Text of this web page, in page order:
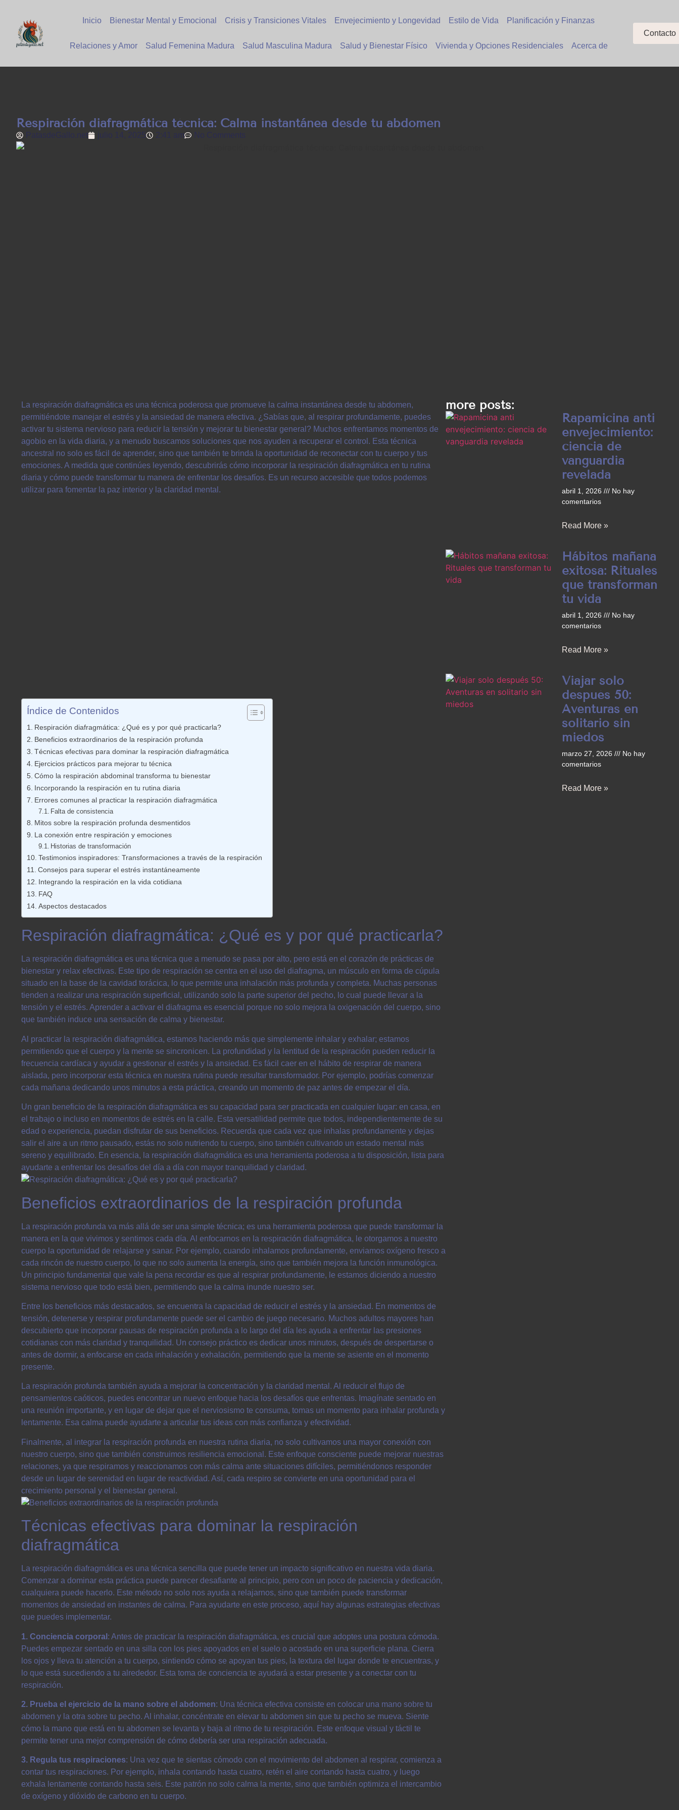
Inicio Bienestar Mental y Emocional Crisis y Transiciones Vitales Envejecimiento y Longevidad Estilo de Vida Planificación y Finanzas
Relaciones y Amor Salud Femenina Madura Salud Masculina Madura Salud y Bienestar Físico Vivienda y Opciones Residenciales Acerca de
Contacto
Respiración diafragmática técnica: Calma instantánea desde tu abdomen
PatasdeGallo .net julio 14, 2025 2:41 am No Comments
La respiración diafragmática es una técnica poderosa que promueve la calma instantánea desde tu abdomen,
permitiéndote manejar el estrés y la ansiedad de manera efectiva. ¿Sabías que, al respirar profundamente, puedes
activar tu sistema nervioso para reducir la tensión y mejorar tu bienestar general? Muchos enfrentamos momentos de
agobio en la vida diaria, y a menudo buscamos soluciones que nos ayuden a recuperar el control. Esta técnica
ancestral no solo es fácil de aprender, sino que también te brinda la oportunidad de reconectar con tu cuerpo y tus
emociones. A medida que continúes leyendo, descubrirás cómo incorporar la respiración diafragmática en tu rutina
diaria y cómo puede transformar tu manera de enfrentar los desafíos. Es un recurso accesible que todos podemos
utilizar para fomentar la paz interior y la claridad mental.
Índice de Contenidos
Respiración diafragmática: ¿Qué es y por qué practicarla?
Beneficios extraordinarios de la respiración profunda
Técnicas efectivas para dominar la respiración diafragmática
Ejercicios prácticos para mejorar tu técnica
Cómo la respiración abdominal transforma tu bienestar
Incorporando la respiración en tu rutina diaria
Errores comunes al practicar la respiración diafragmática
Falta de consistencia
Mitos sobre la respiración profunda desmentidos
La conexión entre respiración y emociones
Historias de transformación
Testimonios inspiradores: Transformaciones a través de la respiración
Consejos para superar el estrés instantáneamente
Integrando la respiración en la vida cotidiana
FAQ
Aspectos destacados
Respiración diafragmática: ¿Qué es y por qué practicarla?
La respiración diafragmática es una técnica que a menudo se pasa por alto, pero está en el corazón de prácticas de
bienestar y relax efectivas. Este tipo de respiración se centra en el uso del diafragma, un músculo en forma de cúpula
situado en la base de la cavidad torácica, lo que permite una inhalación más profunda y completa. Muchas personas
tienden a realizar una respiración superficial, utilizando solo la parte superior del pecho, lo cual puede llevar a la
tensión y el estrés. Aprender a activar el diafragma es esencial porque no solo mejora la oxigenación del cuerpo, sino
que también induce una sensación de calma y bienestar.
Al practicar la respiración diafragmática, estamos haciendo más que simplemente inhalar y exhalar; estamos
permitiendo que el cuerpo y la mente se sincronicen. La profundidad y la lentitud de la respiración pueden reducir la
frecuencia cardíaca y ayudar a gestionar el estrés y la ansiedad. Es fácil caer en el hábito de respirar de manera
aislada, pero incorporar esta técnica en nuestra rutina puede resultar transformador. Por ejemplo, podrías comenzar
cada mañana dedicando unos minutos a esta práctica, creando un momento de paz antes de empezar el día.
Un gran beneficio de la respiración diafragmática es su capacidad para ser practicada en cualquier lugar: en casa, en
el trabajo o incluso en momentos de estrés en la calle. Esta versatilidad permite que todos, independientemente de su
edad o experiencia, puedan disfrutar de sus beneficios. Recuerda que cada vez que inhalas profundamente y dejas
salir el aire a un ritmo pausado, estás no solo nutriendo tu cuerpo, sino también cultivando un estado mental más
sereno y equilibrado. En esencia, la respiración diafragmática es una herramienta poderosa a tu disposición, lista para
ayudarte a enfrentar los desafíos del día a día con mayor tranquilidad y claridad.
Beneficios extraordinarios de la respiración profunda
La respiración profunda va más allá de ser una simple técnica; es una herramienta poderosa que puede transformar la
manera en la que vivimos y sentimos cada día. Al enfocarnos en la respiración diafragmática, le otorgamos a nuestro
cuerpo la oportunidad de relajarse y sanar. Por ejemplo, cuando inhalamos profundamente, enviamos oxígeno fresco a
cada rincón de nuestro cuerpo, lo que no solo aumenta la energía, sino que también mejora la función inmunológica.
Un principio fundamental que vale la pena recordar es que al respirar profundamente, le estamos diciendo a nuestro
sistema nervioso que todo está bien, permitiendo que la calma inunde nuestro ser.
Entre los beneficios más destacados, se encuentra la capacidad de reducir el estrés y la ansiedad. En momentos de
tensión, detenerse y respirar profundamente puede ser el cambio de juego necesario. Muchos adultos mayores han
descubierto que incorporar pausas de respiración profunda a lo largo del día les ayuda a enfrentar las presiones
cotidianas con más claridad y tranquilidad. Un consejo práctico es dedicar unos minutos, después de despertarse o
antes de dormir, a enfocarse en cada inhalación y exhalación, permitiendo que la mente se asiente en el momento
presente.
La respiración profunda también ayuda a mejorar la concentración y la claridad mental. Al reducir el flujo de
pensamientos caóticos, puedes encontrar un nuevo enfoque hacia los desafíos que enfrentas. Imagínate sentado en
una reunión importante, y en lugar de dejar que el nerviosismo te consuma, tomas un momento para inhalar profunda y
lentamente. Esa calma puede ayudarte a articular tus ideas con más confianza y efectividad.
Finalmente, al integrar la respiración profunda en nuestra rutina diaria, no solo cultivamos una mayor conexión con
nuestro cuerpo, sino que también construimos resiliencia emocional. Este enfoque consciente puede mejorar nuestras
relaciones, ya que respiramos y reaccionamos con más calma ante situaciones difíciles, permitiéndonos responder
desde un lugar de serenidad en lugar de reactividad. Así, cada respiro se convierte en una oportunidad para el
crecimiento personal y el bienestar general.
Técnicas efectivas para dominar la respiración
diafragmática
La respiración diafragmática es una técnica sencilla que puede tener un impacto significativo en nuestra vida diaria.
Comenzar a dominar esta práctica puede parecer desafiante al principio, pero con un poco de paciencia y dedicación,
cualquiera puede hacerlo. Este método no solo nos ayuda a relajarnos, sino que también puede transformar
momentos de ansiedad en instantes de calma. Para ayudarte en este proceso, aquí hay algunas estrategias efectivas
que puedes implementar.
1. Conciencia corporal : Antes de practicar la respiración diafragmática, es crucial que adoptes una postura cómoda.
Puedes empezar sentado en una silla con los pies apoyados en el suelo o acostado en una superficie plana. Cierra
los ojos y lleva tu atención a tu cuerpo, sintiendo cómo se apoyan tus pies, la textura del lugar donde te encuentras, y
lo que está sucediendo a tu alrededor. Esta toma de conciencia te ayudará a estar presente y a conectar con tu
respiración.
2. Prueba el ejercicio de la mano sobre el abdomen: Una técnica efectiva consiste en colocar una mano sobre tu
abdomen y la otra sobre tu pecho. Al inhalar, concéntrate en elevar tu abdomen sin que tu pecho se mueva. Siente
cómo la mano que está en tu abdomen se levanta y baja al ritmo de tu respiración. Este enfoque visual y táctil te
permite tener una mejor comprensión de cómo debería ser una respiración adecuada.
3. Regula tus respiraciones: Una vez que te sientas cómodo con el movimiento del abdomen al respirar, comienza a
contar tus respiraciones. Por ejemplo, inhala contando hasta cuatro, retén el aire contando hasta cuatro, y luego
exhala lentamente contando hasta seis. Este patrón no solo calma la mente, sino que también optimiza el intercambio
de oxígeno y dióxido de carbono en tu cuerpo.
more posts:
Rapamicina anti
envejecimiento:
ciencia de
vanguardia
revelada
abril 1, 2026
No hay
comentarios
Read More »
Hábitos mañana
exitosa: Rituales
que transforman
tu vida
abril 1, 2026
No hay
comentarios
Read More »
Viajar solo
después 50:
Aventuras en
solitario sin
miedos
marzo 27, 2026
No hay
comentarios
Read More »